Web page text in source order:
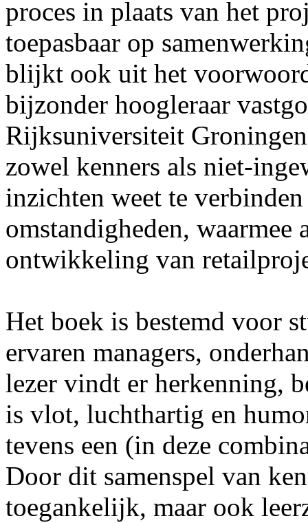
proces in plaats van het
toepasbaar op
blijkt ook uit het
bijzonder hoogleraar
Rijksuniversiteit
zowel kenners als niet-
inzichten weet te
omstandigheden,
ontwikkeling van
Het boek is bestemd voor
ervaren managers,
lezer vindt er herkenning,
is vlot, luchthartig en
tevens een (in deze
Door dit samenspel van
toegankelijk, maar ook